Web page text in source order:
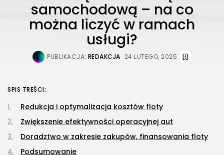
samochodową – na co
można liczyć w ramach
usługi?
PUBLIKACJA: REDAKCJA 24 LUTEGO, 2025
SPIS TREŚCI:
Redukcja i optymalizacja kosztów floty
Zwiększenie efektywności operacyjnej aut
Doradztwo w zakresie zakupów, finansowania floty
Podsumowanie